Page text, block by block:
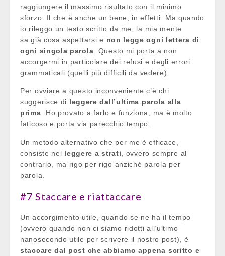
raggiungere il massimo risultato con il minimo
sforzo. Il che è anche un bene, in effetti. Ma quando
io rileggo un testo scritto da me, la mia mente
sa già cosa aspettarsi e non legge ogni lettera di
ogni singola parola . Questo mi porta a non
accorgermi in particolare dei refusi e degli errori
grammaticali (quelli più difficili da vedere).
Per ovviare a questo inconveniente c’è chi
suggerisce di leggere dall’ultima parola alla
prima . Ho provato a farlo e funziona, ma è molto
faticoso e porta via parecchio tempo.
Un metodo alternativo che per me è efficace,
consiste nel leggere a strati , ovvero sempre al
contrario, ma rigo per rigo anziché parola per
parola.
#7 Staccare e riattaccare
Un accorgimento utile, quando se ne ha il tempo
(ovvero quando non ci siamo ridotti all’ultimo
nanosecondo utile per scrivere il nostro post), è
staccare dal post che abbiamo appena scritto e